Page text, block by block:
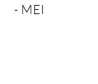
- MEI